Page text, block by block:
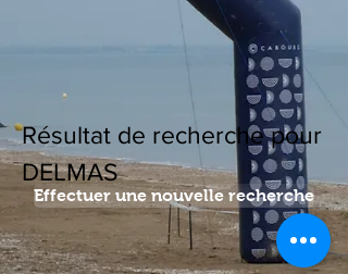
Résultat de recherche pour
DELMAS
Effectuer une nouvelle recherche